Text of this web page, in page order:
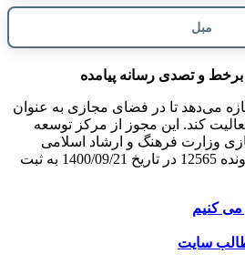
مبل
و تصدی رسانه پیامده
می‌دهد تا در فضای مجازی به عنوان
کند. این مجوز از مرکز توسعه
وزارت فرهنگ و ارشاد اسلامی
دریافت شده و با شماره پرونده 12565 در تاریخ 1400/09/21 به ثبت
می کنیم
سایت